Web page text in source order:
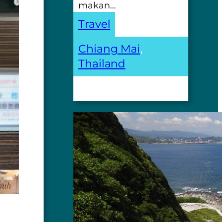
makan…
Travel
Chiang Mai
Thailand